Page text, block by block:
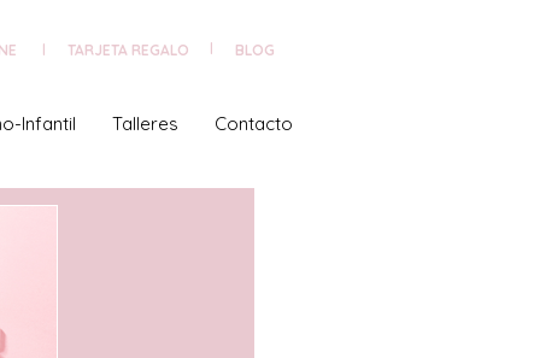
TARJETA REGALO BLOG
Infantil Talleres Contacto